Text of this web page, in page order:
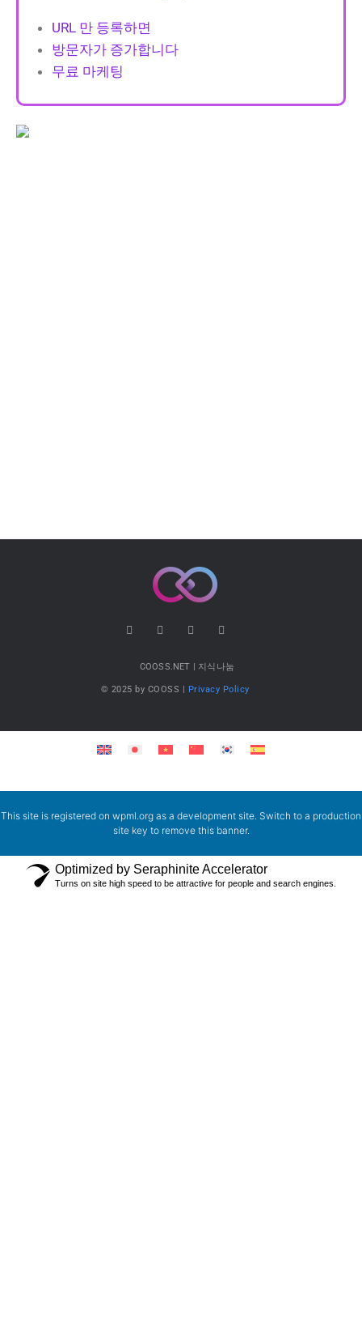
URL 만 등록하면
방문자가 증가합니다
무료 마케팅
COOSS.NET | 지식나눔
© 2025 by COOSS | Privacy Policy
This site is registered on wpml.org as a development site. Switch to a production
site key to remove this banner.
Optimized by Seraphinite Accelerator
Turns on site high speed to be attractive for people and search engines.